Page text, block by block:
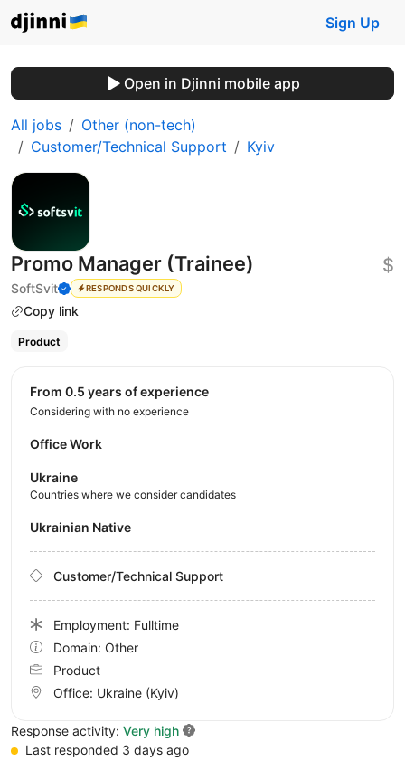
Sign Up
Open in Djinni mobile app
All jobs
Other (non-tech)
Customer/Technical Support
Kyiv
Promo Manager (Trainee)
SoftSvit RESPONDS QUICKLY
Copy link
$
Product
from 0.5 years of experience
Considering with no experience
Office Work
Ukraine
Countries where we consider candidates
Ukrainian Native
Customer/Technical Support
Employment: Fulltime
Domain: Other
Product
Office: Ukraine (Kyiv)
Response activity: Very high
Last responded 3 days ago